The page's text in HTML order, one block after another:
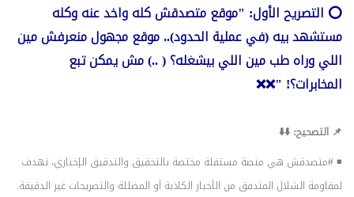
⭕️ التصريح الأول: "موقع متصدقش كله واخد عنه وكله
مستشهد بيه (في عملية الحدود).. موقع مجهول منعرفش مين
اللي وراه طب مين اللي بيشغله؟ ( ..) مش يمكن تبع
المخابرات؟! "❌❌
📌 التصحيح: ⬇️⬇️
◾️ #متصدقش هي منصة مستقلة مختصة بالتحقيق والتدقيق الإخباري، تهدف
لمقاومة الشلال المتدفق من الأخبار الكاذبة أو المضللة والتصريحات غير الدقيقة.